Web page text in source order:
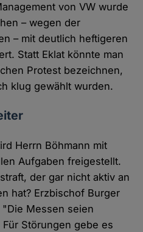
von VW wurde
– wegen der
– mit deutlich heftigeren
Statt Eklat könnte man
Protest bezeichnen,
klug gewählt wurden.
Herrn Böhmann mit
Aufgaben freigestellt.
der gar nicht aktiv an
hat? Erzbischof Burger
Messen seien
Störungen gebe es